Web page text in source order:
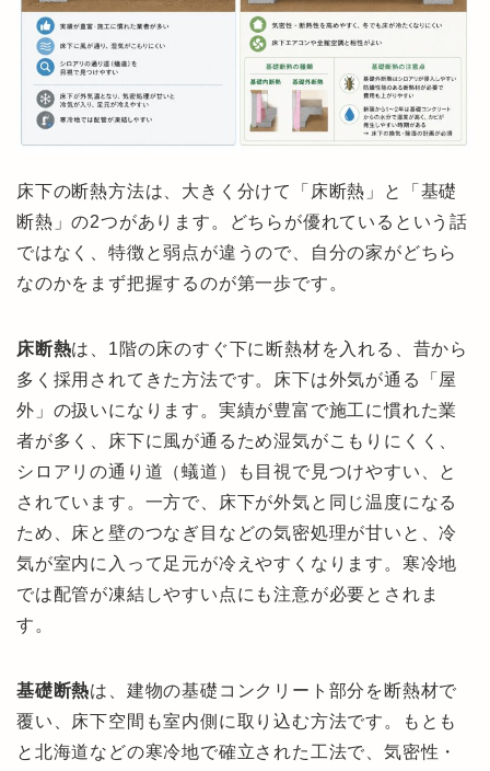
床下の断熱方法は、大きく分けて「床断熱」と「基礎
断熱」の2つがあります。どちらが優れているという話
ではなく、特徴と弱点が違うので、自分の家がどちら
なのかをまず把握するのが第一歩です。
床断熱は、1階の床のすぐ下に断熱材を入れる、昔から
多く採用されてきた方法です。床下は外気が通る「屋
外」の扱いになります。実績が豊富で施工に慣れた業
者が多く、床下に風が通るため湿気がこもりにくく、
シロアリの通り道（蟻道）も目視で見つけやすい、と
されています。一方で、床下が外気と同じ温度になる
ため、床と壁のつなぎ目などの気密処理が甘いと、冷
気が室内に入って足元が冷えやすくなります。寒冷地
では配管が凍結しやすい点にも注意が必要とされま
す。
基礎断熱は、建物の基礎コンクリート部分を断熱材で
覆い、床下空間も室内側に取り込む方法です。もとも
と北海道などの寒冷地で確立された工法で、気密性・